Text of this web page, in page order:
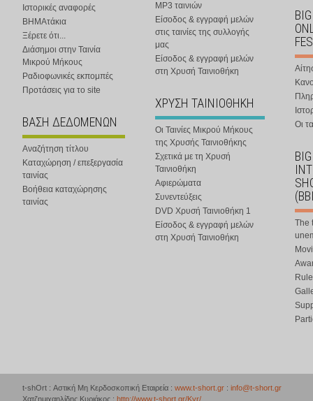
Ιστορικές αναφορές
ΒΗΜΑτάκια
Ξέρετε ότι...
Διάσημοι στην Ταινία
Μικρού Μήκους
Ραδιοφωνικές εκπομπές
Προτάσεις για το site
ΒΑΣΗ ΔΕΔΟΜΕΝΩΝ
Αναζήτηση τίτλου
Καταχώρηση / επεξεργασία
ταινίας
Βοήθεια καταχώρησης
ταινίας
MP3 ταινιών
Είσοδος & εγγραφή μελών
στις ταινίες της συλλογής
μας
Είσοδος & εγγραφή μελών
στη Χρυσή Ταινιοθήκη
ΧΡΥΣΗ ΤΑΙΝΙΟΘΗΚΗ
Οι Ταινίες Μικρού Μήκους
της Χρυσής Ταινιοθήκης
Σχετικά με τη Χρυσή
Ταινιοθήκη
Αφιερώματα
Συνεντεύξεις
DVD Χρυσή Ταινιοθήκη 1
Είσοδος & εγγραφή μελών
στη Χρυσή Ταινιοθήκη
Οι
The
t-shOrt : Αστική Μη Κερδοσκοπική Εταιρεία : www.t-short.gr : info@t-short.gr
Χατζημιχαηλίδης Κυριάκος : http://www.t-short.gr/Kyr/